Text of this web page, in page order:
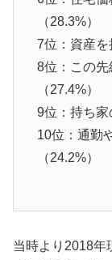
（28.3%）
7位：資産を
8位：この先
（27.4%）
9位：持ち家
10位：通勤
（24.2%）
当時より2018年